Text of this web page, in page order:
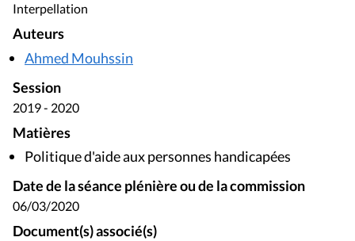
Interpellation
Auteurs
Ahmed Mouhssin
Session
2019 - 2020
Matières
Politique d'aide aux personnes handicapées
Date de la séance plénière ou de la commission
06/03/2020
Document(s) associé(s)